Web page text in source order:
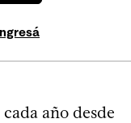
año desde